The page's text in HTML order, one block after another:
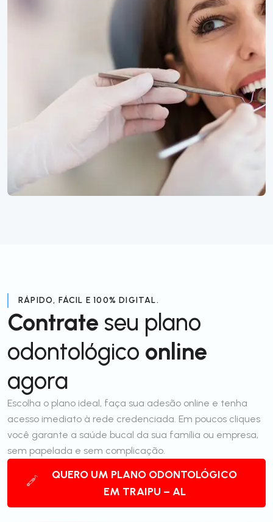
RÁPIDO, FÁCIL E 100% DIGITAL.
Contrate seu plano
odontológico online
agora
Escolha o plano ideal, faça sua adesão online e tenha
acesso imediato à rede credenciada. Em poucos cliques
você garante a saúde bucal da sua família ou empresa,
sem papelada e sem complicação.
QUERO UM PLANO ODONTOLÓGICO
EM TRAIPU – AL